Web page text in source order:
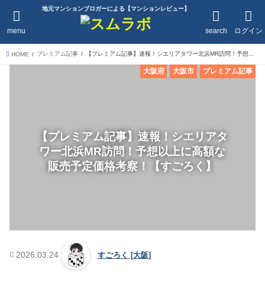
地元マンションブロガーによる【マンションレビュー】
ログイン
search
menu
HOME プレミアム記事
【プレミアム記事】速報！シエリアタ
ワー北浜MR訪問！予想以上に高額な
販売予定価格考察！【すごろく】
プレミアム記事
大阪市
大阪府
2026.03.24 すごろく [大阪]